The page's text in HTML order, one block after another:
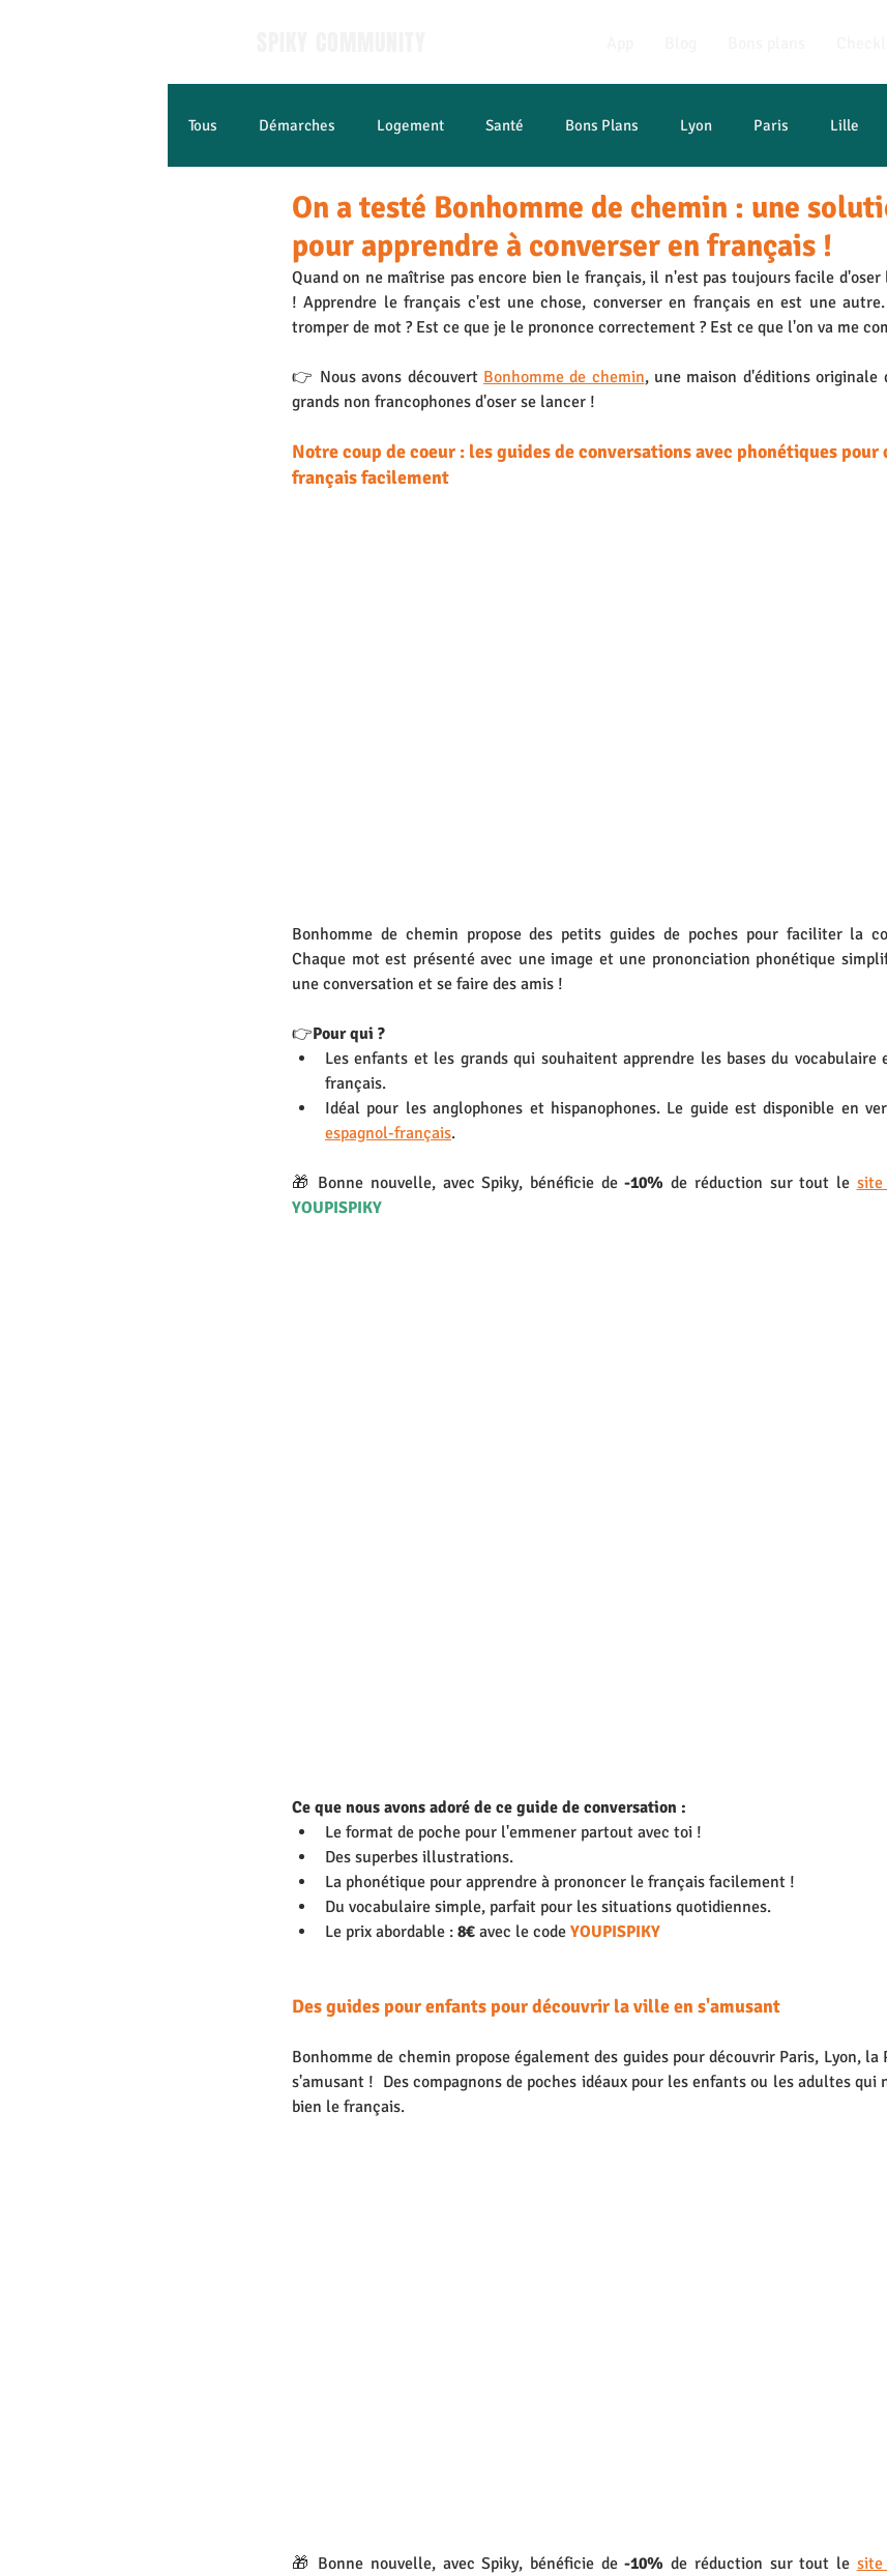
Tous Démarches Logement Santé Bons Plans Lyon Paris Lille
Apprendre le Français Jobs et études
On a testé Bonhomme de chemin : une
pour apprendre à converser en français !
Quand on ne maîtrise pas encore bien le français, il n'est pas toujours facile
! Apprendre le français c'est une chose, converser en français en est une
tromper de mot ? Est ce que je le prononce correctement ? Est ce que l'on va me
👉 Nous avons découvert Bonhomme de chemin, une maison d'éditions
grands non francophones d'oser se lancer !
Notre coup de coeur : les guides de conversations avec phonétiques pour
français facilement
Bonhomme de chemin propose des petits guides de poches pour faciliter la
Chaque mot est présenté avec une image et une prononciation phonétique
une conversation et se faire des amis !
👉Pour qui ?
Les enfants et les grands qui souhaitent apprendre les bases du vocabulaire
français.
Idéal pour les anglophones et hispanophones. Le guide est disponible en
espagnol-français.
🎁 Bonne nouvelle, avec Spiky, bénéficie de -10% de réduction sur tout le
YOUPISPIKY
Ce que nous avons adoré de ce guide de conversation :
Le format de poche pour l'emmener partout avec toi !
Des superbes illustrations.
La phonétique pour apprendre à prononcer le français facilement !
Du vocabulaire simple, parfait pour les situations quotidiennes.
Le prix abordable : 8€ avec le code YOUPISPIKY
Des guides pour enfants pour découvrir la ville en s'amusant
Bonhomme de chemin propose également des guides pour découvrir Paris, Lyon, la
s'amusant !  Des compagnons de poches idéaux pour les enfants ou les adultes qui
bien le français.
🎁 Bonne nouvelle, avec Spiky, bénéficie de -10% de réduction sur tout le